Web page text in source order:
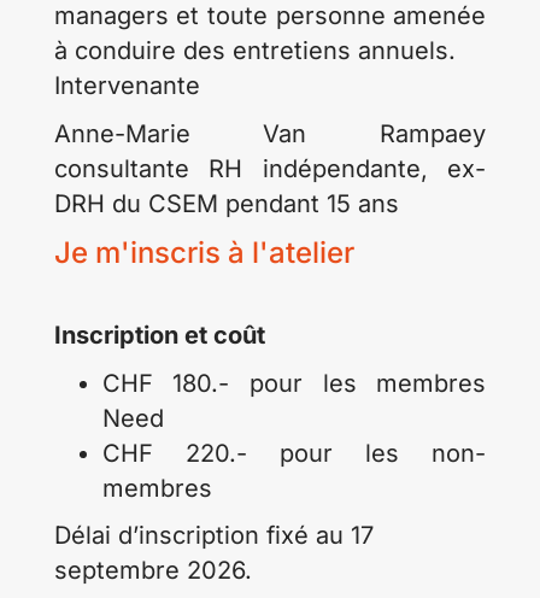
managers et toute personne amenée
à conduire des entretiens annuels.
Intervenante
Anne-Marie Van Rampaey
consultante RH indépendante, ex-
DRH du CSEM pendant 15 ans
Je m'inscris à l'atelier
Inscription et coût
CHF 180.- pour les membres
Need
CHF 220.- pour les non-
membres
Délai d’inscription fixé au 17
septembre 2026.